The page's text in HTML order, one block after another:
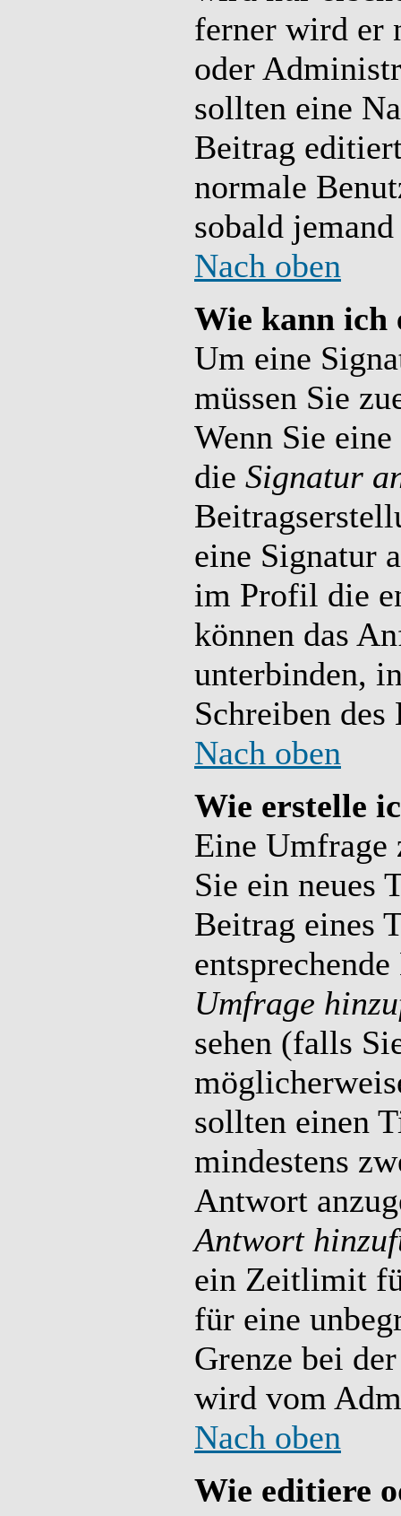
ferner wird er
oder
sollten eine
Beitrag
normale
sobald
Nach oben
Wie kann ich
Um eine
müssen Sie
Wenn Sie
die Signatur
eine Signatur
im Profil die
können das
unterbinden,
Schreiben des
Nach oben
Wie erstelle
Eine Umfrage
Sie ein neues
Beitrag eines
Umfrage
sehen (falls
sollten einen
mindestens
Antwort
Antwort
ein Zeitlimit
für eine
Grenze bei
wird vom
Nach oben
Wie editiere